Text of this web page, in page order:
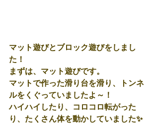
マット遊びとブロック遊びをしまし
た！
まずは、マット遊びです。
マットで作った滑り台を滑り、トンネ
ルをくぐっていましたよ～！
ハイハイしたり、コロコロ転がった
り、たくさん体を動かしていました✨